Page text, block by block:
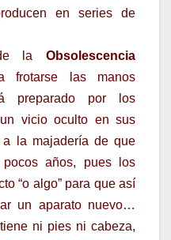
en series de
la Obsolescencia
frotarse las manos
preparado por los
vicio oculto en sus
a la majadería de que
años, pues los
“o algo” para que así
un aparato nuevo…
ni pies ni cabeza,